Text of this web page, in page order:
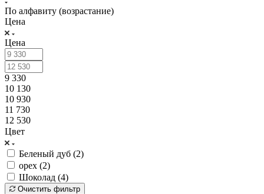
По алфавиту (возрастание)
Цена
Цена
9 330
10 130
10 930
11 730
12 530
Цвет
Беленый дуб (2)
орех (2)
Шоколад (4)
Очистить фильтр